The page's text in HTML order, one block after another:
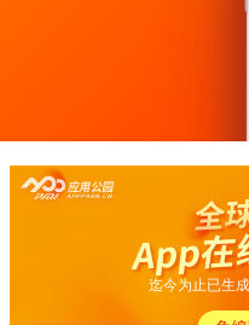
迄今为止已生成